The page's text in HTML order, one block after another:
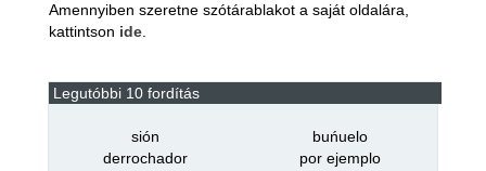
Amennyiben szeretne szótárablakot a saját oldalára,
kattintson ide.
Legutóbbi 10 fordítás
sión
buńuelo
derrochador
por ejemplo